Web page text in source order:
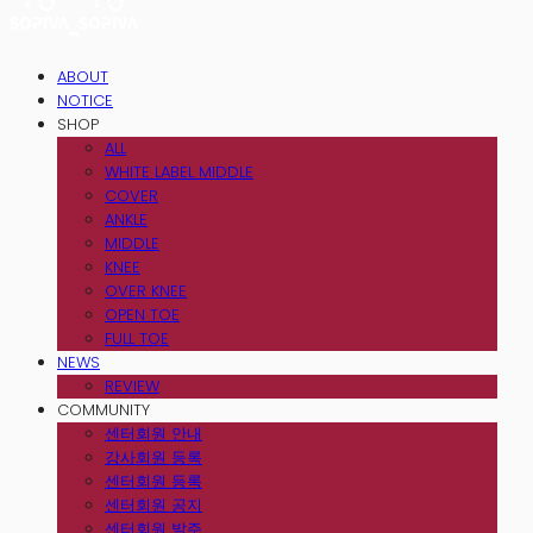
ABOUT
NOTICE
SHOP
ALL
WHITE LABEL MIDDLE
COVER
ANKLE
MIDDLE
KNEE
OVER KNEE
OPEN TOE
FULL TOE
NEWS
REVIEW
COMMUNITY
센터회원 안내
강사회원 등록
센터회원 등록
센터회원 공지
센터회원 발주